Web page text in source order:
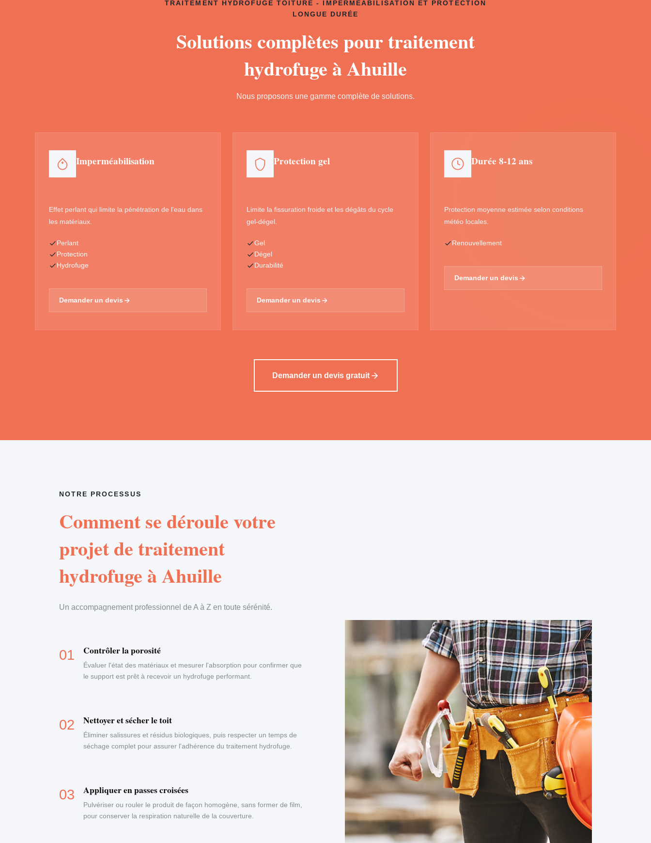
TRAITEMENT HYDROFUGE TOITURE - IMPERMÉABILISATION ET PROTECTION
LONGUE DURÉE
Solutions complètes pour traitement
hydrofuge à Ahuille
Nous proposons une gamme complète de solutions.
Imperméabilisation
Effet perlant qui limite la pénétration de l'eau dans
les matériaux.
Perlant
Protection
Hydrofuge
Demander un devis
Protection gel
Limite la fissuration froide et les dégâts du cycle
gel-dégel.
Gel
Dégel
Durabilité
Demander un devis
Durée 8-12 ans
Protection moyenne estimée selon conditions
météo locales.
Renouvellement
Demander un devis
Demander un devis gratuit
NOTRE PROCESSUS
Comment se déroule votre
projet de traitement
hydrofuge à Ahuille
Un accompagnement professionnel de A à Z en toute sérénité.
Contrôler la porosité
Évaluer l'état des matériaux et mesurer l'absorption pour confirmer que
le support est prêt à recevoir un hydrofuge performant.
Nettoyer et sécher le toit
Éliminer salissures et résidus biologiques, puis respecter un temps de
séchage complet pour assurer l'adhérence du traitement hydrofuge.
Appliquer en passes croisées
Pulvériser ou rouler le produit de façon homogène, sans former de film,
pour conserver la respiration naturelle de la couverture.